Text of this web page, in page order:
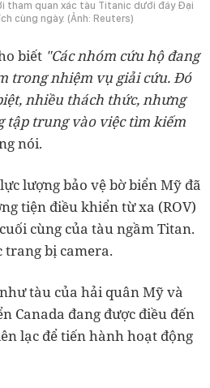
tham quan xác tàu Titanic dưới đáy Đại
cùng ngày. (Ảnh: Reuters)
biết "Các nhóm cứu hộ đang
trong nhiệm vụ giải cứu. Đó
nhiều thách thức, nhưng
tập trung vào việc tìm kiếm
nói.
lượng bảo vệ bờ biển Mỹ đã
tiện điều khiển từ xa (ROV)
cùng của tàu ngầm Titan.
trang bị camera.
tàu của hải quân Mỹ và
Canada đang được điều đến
lạc để tiến hành hoạt động